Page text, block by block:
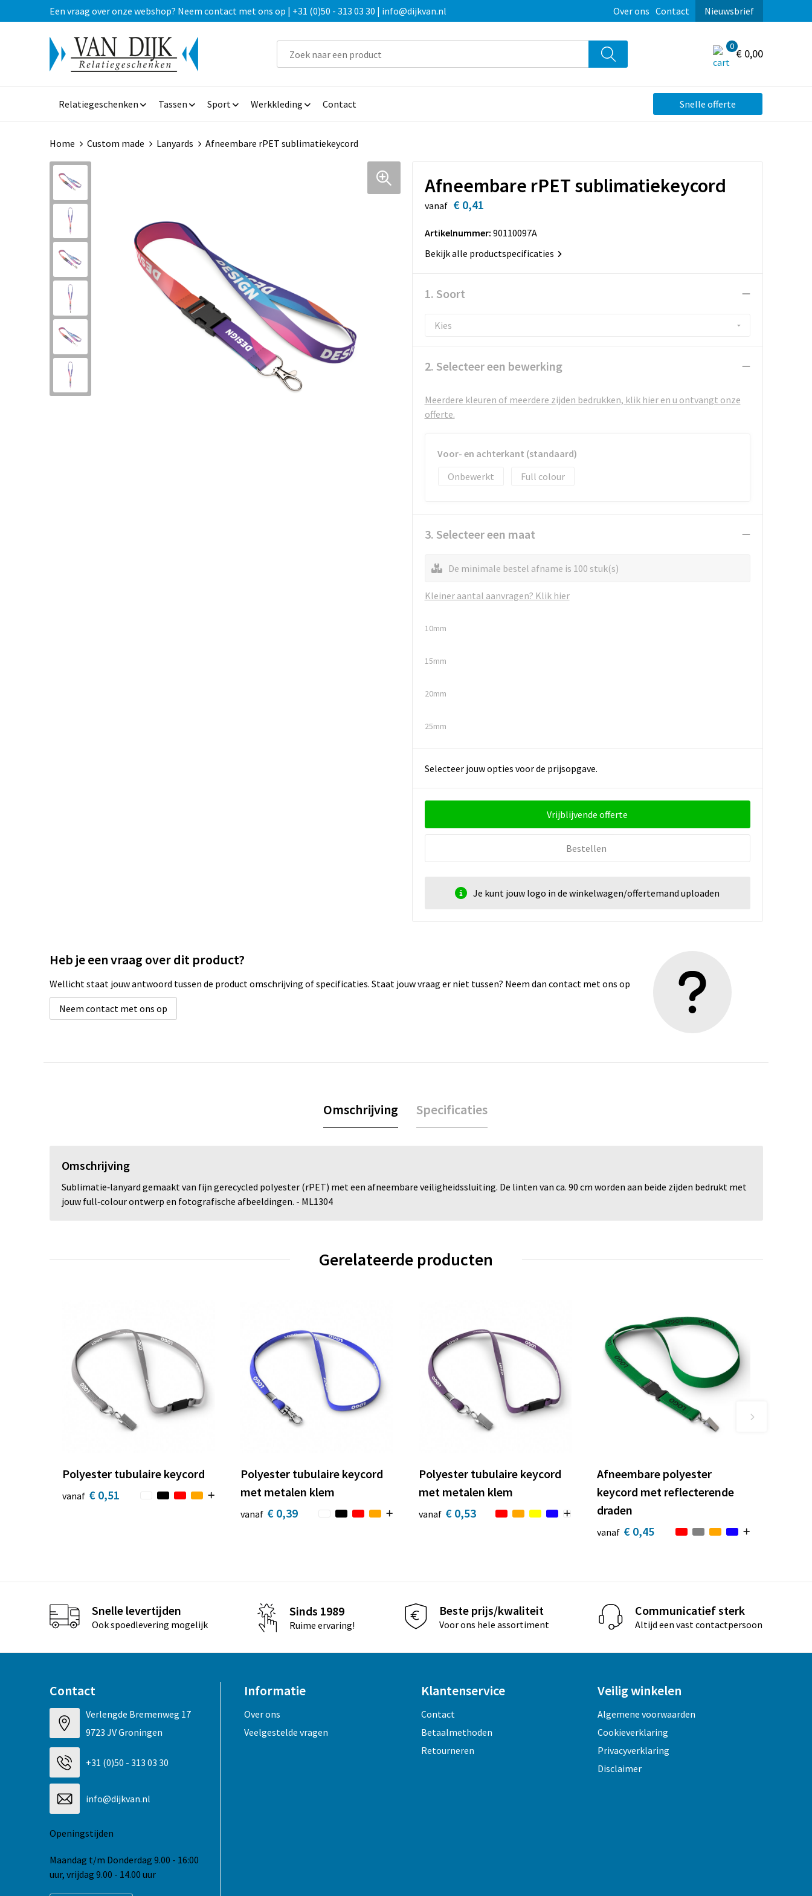
Een vraag over onze webshop? Neem contact met ons op | +31 (0)50 - 313 03 30 | info@dijkvan.nl Over ons Contact Nieuwsbrief
0
€ 0,00
Relatiegeschenken Tassen Sport Werkkleding Contact Snelle offerte
Home Custom made Lanyards Afneembare rPET sublimatiekeycord
Afneembare rPET sublimatiekeycord
vanaf € 0,41
Artikelnummer: 90110097A
Bekijk alle productspecificaties
1. Soort
2. Selecteer een bewerking
Meerdere kleuren of meerdere zijden bedrukken, klik hier en u ontvangt onze
offerte.
Voor- en achterkant (standaard)
Onbewerkt
Full colour
3. Selecteer een maat
De minimale bestel afname is 100 stuk(s)
Kleiner aantal aanvragen? Klik hier
10mm
15mm
20mm
25mm
Selecteer jouw opties voor de prijsopgave.
Vrijblijvende offerte
Bestellen
Je kunt jouw logo in de winkelwagen/offertemand uploaden
Heb je een vraag over dit product?
Wellicht staat jouw antwoord tussen de product omschrijving of specificaties. Staat jouw vraag er niet tussen? Neem dan contact met ons op
Neem contact met ons op
Omschrijving Specificaties
Omschrijving
Sublimatie‑lanyard gemaakt van fijn gerecycled polyester (rPET) met een afneembare veiligheidssluiting. De linten van ca. 90 cm worden aan beide zijden bedrukt met
jouw full‑colour ontwerp en fotografische afbeeldingen. - ML1304
Gerelateerde producten
Polyester tubulaire keycord
vanaf € 0,51
Polyester tubulaire keycord
met metalen klem
vanaf € 0,39
Polyester tubulaire keycord
met metalen klem
vanaf € 0,53
Afneembare polyester
keycord met reflecterende
draden
vanaf € 0,45
Snelle levertijden
Ook spoedlevering mogelijk
Sinds 1989
Ruime ervaring!
Beste prijs/kwaliteit
Voor ons hele assortiment
Communicatief sterk
Altijd een vast contactpersoon
Contact
Verlengde Bremenweg 17
9723 JV Groningen
+31 (0)50 - 313 03 30
info@dijkvan.nl
Openingstijden
Maandag t/m Donderdag 9.00 - 16:00
uur, vrijdag 9.00 - 14.00 uur
Informatie
Over ons
Veelgestelde vragen
Klantenservice
Contact
Betaalmethoden
Retourneren
Veilig winkelen
Algemene voorwaarden
Cookieverklaring
Privacyverklaring
Disclaimer